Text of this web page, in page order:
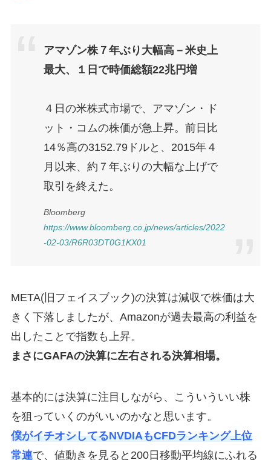
アマゾン株７年ぶり大幅高－米史上
最大、１日で時価総額22兆円増
４日の米株式市場で、アマゾン・ド
ット・コムの株価が急上昇。前日比
14％高の3152.79ドルと、2015年４
月以来、約７年ぶりの大幅な上げで
取引を終えた。
Bloomberg
https://www.bloomberg.co.jp/news/articles/2022
-02-03/R6R03DT0G1KX01
META(旧フェイスブック)の決算は減収で株価は大
きく下落しましたが、Amazonが過去最高の利益を
出したことで指数も上昇。
まさにGAFAの決算に左右される決算相場。
基本的には決算に注目しながら、こういういい株
を狙っていくのがいいのかなと思います。
僕がイチオシしてるNVDIAもCFDランキング上位
常連で、値動きを見ると200日移動平均線にふれる